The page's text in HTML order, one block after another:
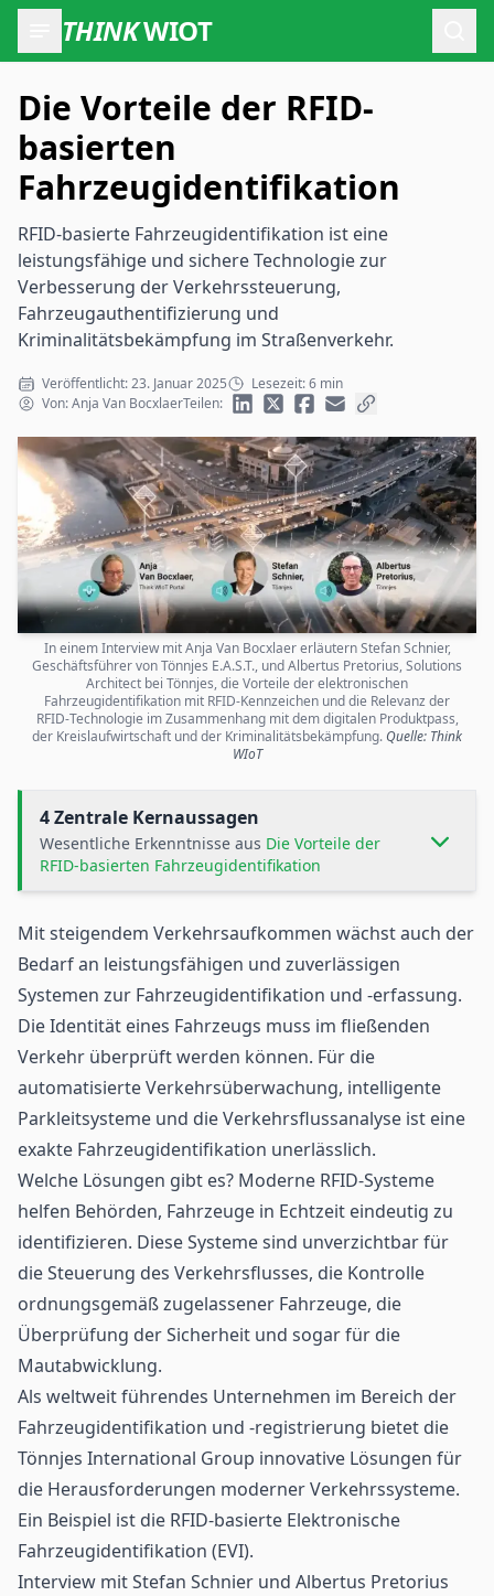
THINKWIOT
Die Vorteile der RFID-
basierten
Fahrzeugidentifikation
RFID-basierte Fahrzeugidentifikation ist eine
leistungsfähige und sichere Technologie zur
Verbesserung der Verkehrssteuerung,
Fahrzeugauthentifizierung und
Kriminalitätsbekämpfung im Straßenverkehr.
Veröffentlicht: 23. Januar 2025
Lesezeit: 6 min
Von: Anja Van BocxlaerTeilen:
In einem Interview mit Anja Van Bocxlaer erläutern Stefan Schnier,
Geschäftsführer von Tönnjes E.A.S.T., und Albertus Pretorius, Solutions
Architect bei Tönnjes, die Vorteile der elektronischen
Fahrzeugidentifikation mit RFID-Kennzeichen und die Relevanz der
RFID-Technologie im Zusammenhang mit dem digitalen Produktpass,
der Kreislaufwirtschaft und der Kriminalitätsbekämpfung. Quelle: Think
WIoT
4 Zentrale Kernaussagen
Wesentliche Erkenntnisse aus Die Vorteile der
RFID-basierten Fahrzeugidentifikation
Mit steigendem Verkehrsaufkommen wächst auch der
Bedarf an leistungsfähigen und zuverlässigen
Systemen zur Fahrzeugidentifikation und -erfassung.
Die Identität eines Fahrzeugs muss im fließenden
Verkehr überprüft werden können. Für die
automatisierte Verkehrsüberwachung, intelligente
Parkleitsysteme und die Verkehrsflussanalyse ist eine
exakte Fahrzeugidentifikation unerlässlich.
Welche Lösungen gibt es? Moderne RFID-Systeme
helfen Behörden, Fahrzeuge in Echtzeit eindeutig zu
identifizieren. Diese Systeme sind unverzichtbar für
die Steuerung des Verkehrsflusses, die Kontrolle
ordnungsgemäß zugelassener Fahrzeuge, die
Überprüfung der Sicherheit und sogar für die
Mautabwicklung.
Als weltweit führendes Unternehmen im Bereich der
Fahrzeugidentifikation und -registrierung bietet die
Tönnjes International Group innovative Lösungen für
die Herausforderungen moderner Verkehrssysteme.
Ein Beispiel ist die RFID-basierte Elektronische
Fahrzeugidentifikation (EVI).
Interview mit Stefan Schnier und Albertus Pretorius